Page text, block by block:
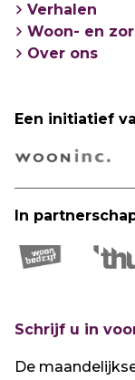
Verhalen
Woon- en
Over ons
Een initiatief
In
Schrijf u in
De